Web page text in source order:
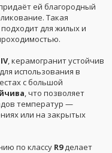
придаёт ей благородный
Такая
для жилых и
, керамогранит устойчив
использования в
с большой
, что позволяет
температур —
или на закрытых
по классу R9делает